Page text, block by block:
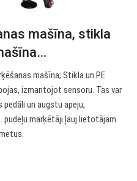
mašīna, stikla
mašīna; Stikla un PE
izmantojot sensoru. Tas var
un augstu apeju,
marķētāji ļauj lietotājam